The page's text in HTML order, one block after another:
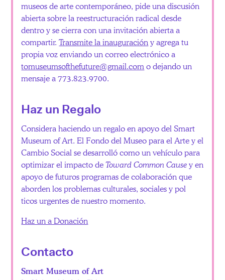
museos de arte contemporáneo, pide una discusión
abierta sobre la reestructuración radical desde
dentro y se cierra con una invitación abierta a
compartir.Transmite la inauguracióny agrega tu
propia voz enviando un correo electrónico a
tomuseumsofthefuture@gmail.com o dejando un
mensaje a 773.823.9700.
Haz un Regalo
Considera haciendo un regalo en apoyo del Smart
Museum of Art. El Fondo del Museo para el Arte y el
Cambio Social se desarrolló como un vehículo para
optimizar el impacto deToward Common Causey en
apoyo de futuros programas de colaboración que
aborden los problemas culturales, sociales y pol
ticos urgentes de nuestro momento.
Haz un a Donación
Contacto
Smart Museum of Art